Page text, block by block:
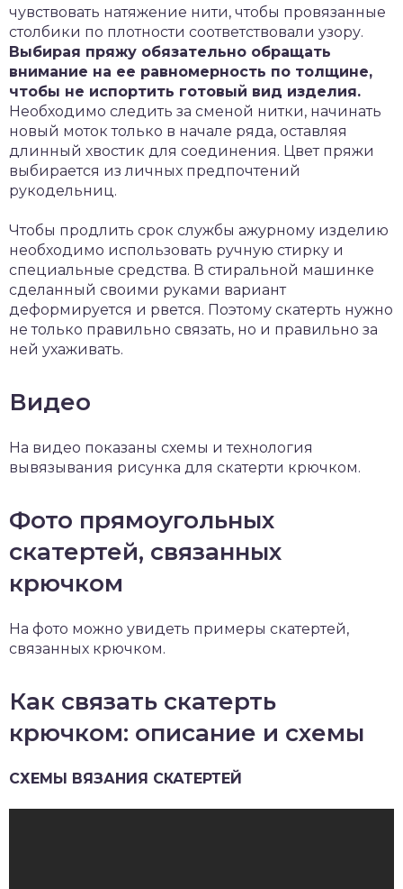
чувствовать натяжение нити, чтобы провязанные
столбики по плотности соответствовали узору.
Выбирая пряжу обязательно обращать
внимание на ее равномерность по толщине,
чтобы не испортить готовый вид изделия.
Необходимо следить за сменой нитки, начинать
новый моток только в начале ряда, оставляя
длинный хвостик для соединения. Цвет пряжи
выбирается из личных предпочтений
рукодельниц.
Чтобы продлить срок службы ажурному изделию
необходимо использовать ручную стирку и
специальные средства. В стиральной машинке
сделанный своими руками вариант
деформируется и рвется. Поэтому скатерть нужно
не только правильно связать, но и правильно за
ней ухаживать.
Видео
На видео показаны схемы и технология
вывязывания рисунка для скатерти крючком.
Фото прямоугольных
скатертей, связанных
крючком
На фото можно увидеть примеры скатертей,
связанных крючком.
Как связать скатерть
крючком: описание и схемы
СХЕМЫ ВЯЗАНИЯ СКАТЕРТЕЙ